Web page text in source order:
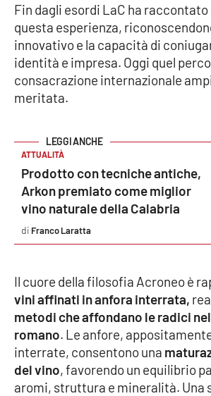
RUBRICHE
Good Morning Vietnam
Parchi Marini Calabria
Imprese Di Calabria
Le perfidie di Antonella Grippo
Venti di comunicazione
STREAMING
LaC TV
LaC Network
Fin dagli esordi LaC ha
questa esperienza,
innovativo e la capacità di
identità e impresa. Oggi quel
consacrazione internazionale
meritata.
ATTUALITÀ
Prodotto con tecniche antiche,
Arkon premiato come miglior
vino naturale della Calabria
Franco Laratta
Il cuore della filosofia Acroneo è
vini affinati in anfora interrata,
metodi che affondano le radici
romano. Le anfore,
interrate, consentono una
del vino, favorendo un equilibrio
aromi, struttura e mineralità. Una